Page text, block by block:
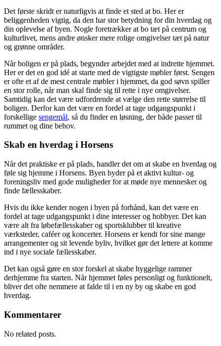
Det første skridt er naturligvis at finde et sted at bo. Her er
beliggenheden vigtig, da den har stor betydning for din hverdag og
din oplevelse af byen. Nogle foretrækker at bo tæt på centrum og
kulturlivet, mens andre ønsker mere rolige omgivelser tæt på natur
og grønne områder.
Når boligen er på plads, begynder arbejdet med at indrette hjemmet.
Her er det en god idé at starte med de vigtigste møbler først. Sengen
er ofte et af de mest centrale møbler i hjemmet, da god søvn spiller
en stor rolle, når man skal finde sig til rette i nye omgivelser.
Samtidig kan det være udfordrende at vælge den rette størrelse til
boligen. Derfor kan det være en fordel at tage udgangspunkt i
forskellige sengemål, så du finder en løsning, der både passer til
rummet og dine behov.
Skab en hverdag i Horsens
Når det praktiske er på plads, handler det om at skabe en hverdag og
føle sig hjemme i Horsens. Byen byder på et aktivt kultur- og
foreningsliv med gode muligheder for at møde nye mennesker og
finde fællesskaber.
Hvis du ikke kender nogen i byen på forhånd, kan det være en
fordel at tage udgangspunkt i dine interesser og hobbyer. Det kan
være alt fra løbefællesskaber og sportsklubber til kreative
værksteder, caféer og koncerter. Horsens er kendt for sine mange
arrangementer og sit levende byliv, hvilket gør det lettere at komme
ind i nye sociale fællesskaber.
Det kan også gøre en stor forskel at skabe hyggelige rammer
derhjemme fra starten. Når hjemmet føles personligt og funktionelt,
bliver det ofte nemmere at falde til i en ny by og skabe en god
hverdag.
Kommentarer
No related posts.